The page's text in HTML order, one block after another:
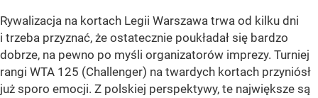
Rywalizacja na kortach Legii Warszawa trwa od kilku dni
i trzeba przyznać, że ostatecznie poukładał się bardzo
dobrze, na pewno po myśli organizatorów imprezy. Turniej
rangi WTA 125 (Challenger) na twardych kortach przyniósł
już sporo emocji. Z polskiej perspektywy, te największe są